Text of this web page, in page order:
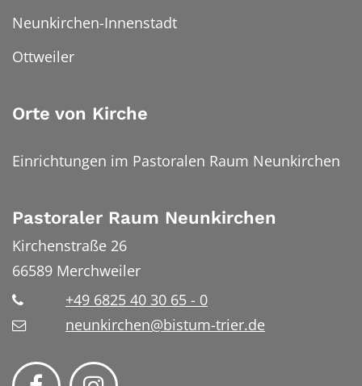
Neunkirchen-Innenstadt
Ottweiler
Orte von Kirche
Einrichtungen im Pastoralen Raum Neunkirchen
Pastoraler Raum Neunkirchen
Kirchenstraße 26
66589 Merchweiler
+49 6825 40 30 65 - 0
neunkirchen@bistum-trier.de